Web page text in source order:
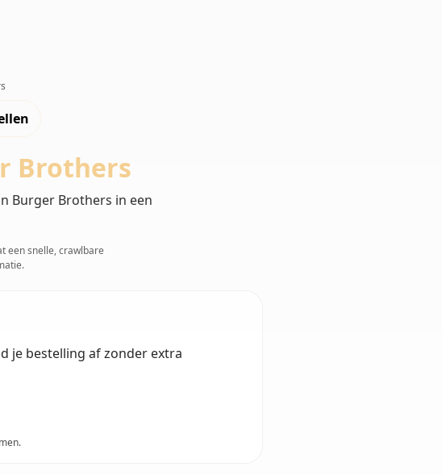
Brothers
Burger Brothers in een
een snelle, crawlbare
je bestelling af zonder extra